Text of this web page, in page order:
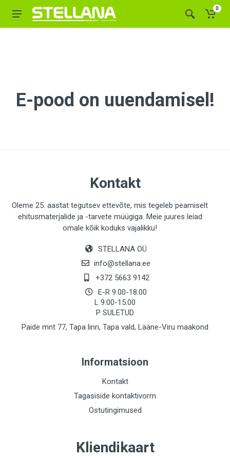
0
E-pood on uuendamisel!
Kontakt
Oleme 25. aastat tegutsev ettevõte, mis tegeleb peamiselt
ehitusmaterjalide ja -tarvete müügiga. Meie juures leiad
omale kõik koduks vajalikku!
STELLANA OÜ
info@stellana.ee
+372 5663 9142
E-R 9.00-18.00
L 9.00-15.00
P SULETUD
Paide mnt 77, Tapa linn, Tapa vald, Lääne-Viru maakond
Informatsioon
Kontakt
Tagasiside kontaktivorm
Ostutingimused
Kliendikaart